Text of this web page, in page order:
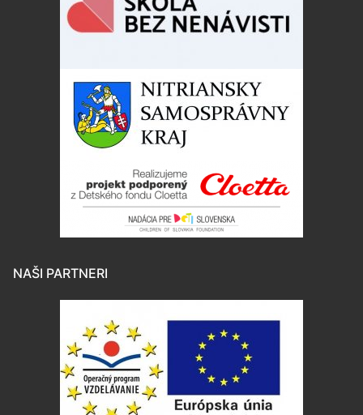
NAŠI PARTNERI